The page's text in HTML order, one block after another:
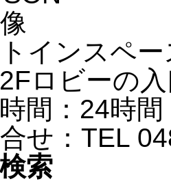
インスペ
ロビーの
間：24時間
せ：TEL
索